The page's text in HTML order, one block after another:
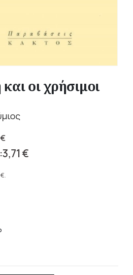
οι χρήσιμοι
€
3,71€
€.